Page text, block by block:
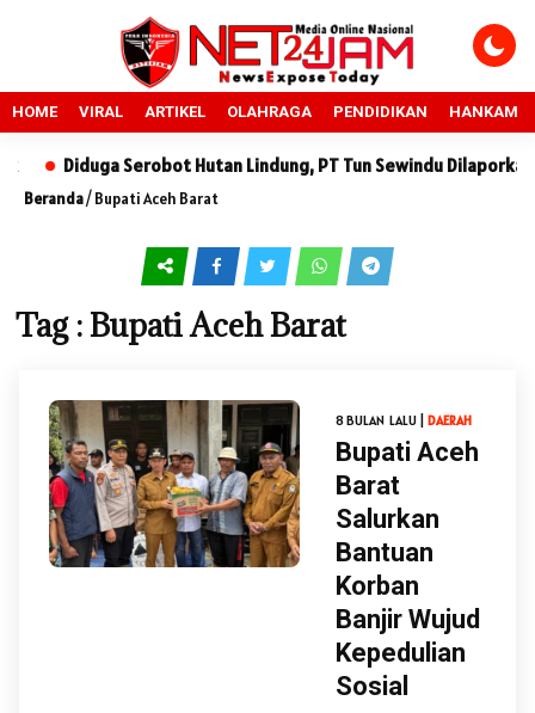
HOME VIRAL ARTIKEL OLAHRAGA PENDIDIKAN HANKAM
Diduga Serobot Hutan Lindung, PT Tun Sewindu Dilaporkan ke
Beranda/Bupati Aceh Barat
Tag : Bupati Aceh Barat
8 BULAN LALU | DAERAH
Bupati Aceh
Barat
Salurkan
Bantuan
Korban
Banjir Wujud
Kepedulian
Sosial